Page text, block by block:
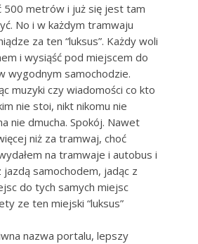
500 metrów i już się jest tam
No i w każdym tramwaju
za ten “luksus”. Każdy woli
i wysiąść pod miejscem do
wygodnym samochodzie.
muzyki czy wiadomości co kto
nie stoi, nikt nikomu nie
nie dmucha. Spokój. Nawet
niż za tramwaj, choć
na tramwaje i autobus i
samochodem, jadąc z
do tych samych miejsc
ze ten miejski “luksus”
nazwa portalu, lepszy